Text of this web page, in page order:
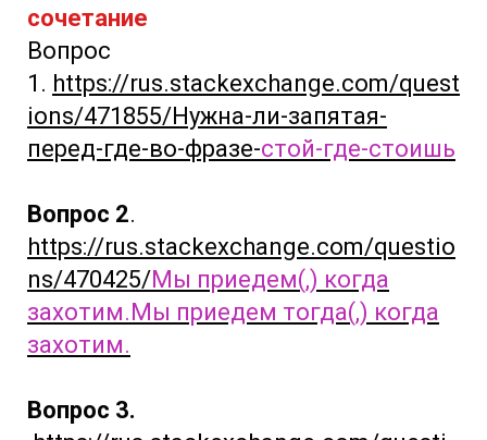
сочетание
Вопрос
1. https://rus.stackexchange.com/quest
ions/471855/Нужна-ли-запятая-
перед-где-во-фразе-стой-где-стоишь
Вопрос 2.
https://rus.stackexchange.com/questio
ns/470425/Мы приедем(,) когда
захотим.Мы приедем тогда(,) когда
захотим.
Вопрос 3.